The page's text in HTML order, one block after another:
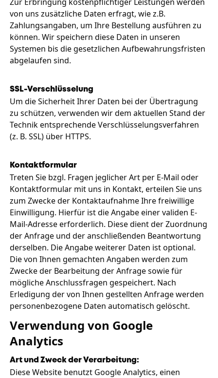
von uns zusätzliche Daten erfragt, wie z.B.
Zahlungsangaben, um Ihre Bestellung ausführen zu
können. Wir speichern diese Daten in unseren
Systemen bis die gesetzlichen Aufbewahrungsfristen
abgelaufen sind.
SSL-Verschlüsselung
Um die Sicherheit Ihrer Daten bei der Übertragung
zu schützen, verwenden wir dem aktuellen Stand der
Technik entsprechende Verschlüsselungsverfahren
(z. B. SSL) über HTTPS.
Kontaktformular
Treten Sie bzgl. Fragen jeglicher Art per E-Mail oder
Kontaktformular mit uns in Kontakt, erteilen Sie uns
zum Zwecke der Kontaktaufnahme Ihre freiwillige
Einwilligung. Hierfür ist die Angabe einer validen E-
Mail-Adresse erforderlich. Diese dient der Zuordnung
der Anfrage und der anschließenden Beantwortung
derselben. Die Angabe weiterer Daten ist optional.
Die von Ihnen gemachten Angaben werden zum
Zwecke der Bearbeitung der Anfrage sowie für
mögliche Anschlussfragen gespeichert. Nach
Erledigung der von Ihnen gestellten Anfrage werden
personenbezogene Daten automatisch gelöscht.
Verwendung von Google
Analytics
Art und Zweck der Verarbeitung:
Diese Website benutzt Google Analytics, einen